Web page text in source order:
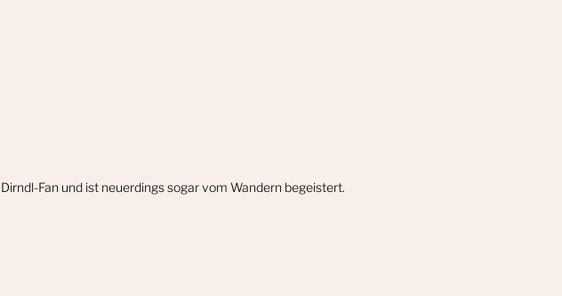
Fan und ist neuerdings sogar vom Wandern begeistert.